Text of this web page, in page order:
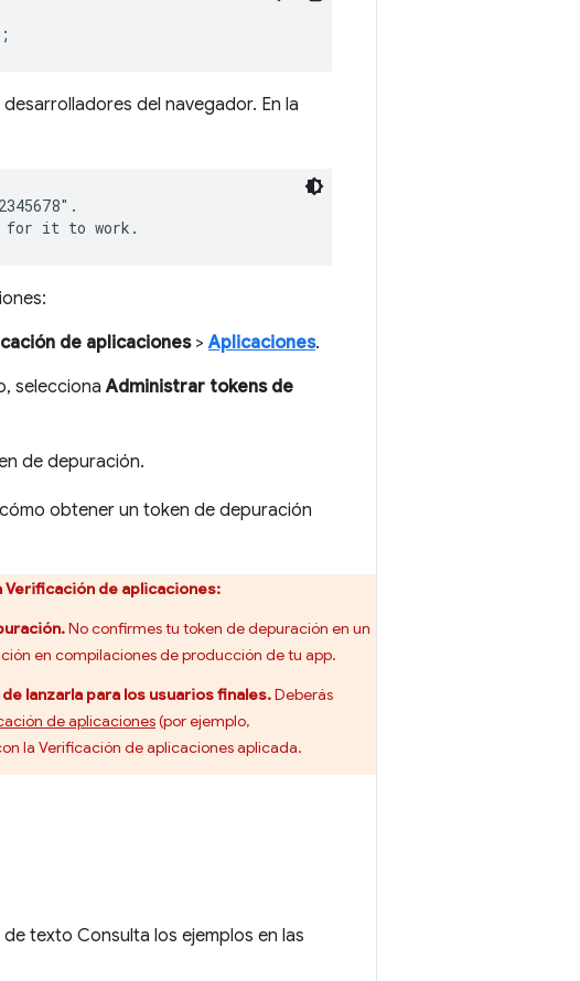
del navegador. En la
de aplicaciones>Aplicaciones.
seleccionaAdministrar tokens de
de depuración.
obtener un token de depuración
de aplicaciones:
No confirmes tu token de depuración en un
en compilaciones de producción de tu app.
lanzarla para los usuarios finales.Deberás
de aplicaciones(por ejemplo,
la Verificación de aplicaciones aplicada.
texto Consulta los ejemplos en las